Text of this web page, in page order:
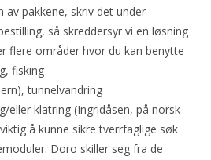
av pakkene, skriv det under
så skreddersyr vi en løsning
flere områder hvor du kan benytte
fisking
tunnelvandring
eller klatring (Ingridåsen, på norsk
å kunne sikre tverrfaglige søk
Doro skiller seg fra de